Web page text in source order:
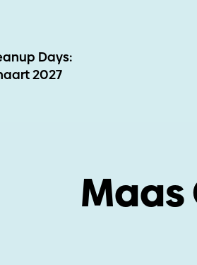
Days:
2027
Maas